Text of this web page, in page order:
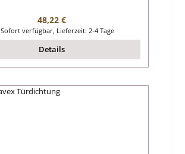
Regulärer Preis:
48,22 €
Sofort verfügbar, Lieferzeit: 2-4 Tage
Details